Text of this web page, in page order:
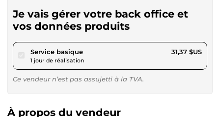
Je vais gérer votre back office et
vos données produits
Service basiquepour 28,90 $US
1 jour de réalisation
31,37 $US
Ce vendeur n’est pas assujetti à la TVA.
À propos du vendeur